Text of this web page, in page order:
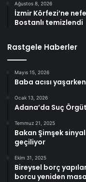
Ağustos 8, 2026
İzmir Körfezi’ne
Bostanlı temizlendi
Rastgele Haberler
Mayıs 15, 2026
Baba acısı
Ocak 13, 2026
Adana’da Suç
Temmuz 21, 2025
Bakan Şimşek
geçiliyor
Ekim 31, 2025
Bireysel borç
borcu yeniden